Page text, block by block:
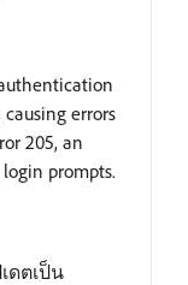
errors
205, an
prompts.
ดตเป็น